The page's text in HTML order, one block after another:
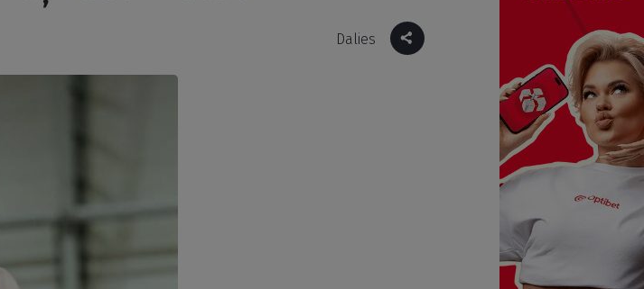
Dalies